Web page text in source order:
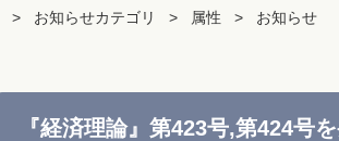
お知らせカテゴリ 属性 お知らせ
『経済理論』第423号,第424号